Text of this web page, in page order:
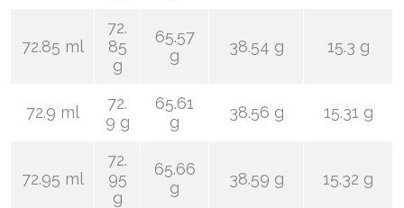
72.85 ml
72.
85
g
65.57
g
38.54 g 15.3 g
72.9 ml
72.
9 g
65.61
g
38.56 g 15.31 g
72.95 ml
72.
95
g
65.66
g
38.59 g 15.32 g